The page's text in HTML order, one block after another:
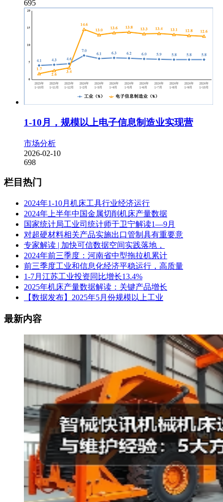
695
1-10月，规模以上电子信息制造业实现营
市场分析
2026-02-10
698
栏目热门
2024年1-10月机床工具行业经济运行
2024年上半年中国金属切削机床产量数据
国家统计局工业司统计师于卫宁解读1—9月
对超硬材料相关产品实施出口管制具有重要意
专家解读 | 加快可信数据空间实践落地，
2024年前三季度：河南省中型拖拉机累计
前三季度工业和信息化经济平稳运行，高质量
1-7月江苏工业投资同比增长13.4%
2025年机床产量数据解读：关键产品增长
【数据发布】2025年5月份规模以上工业
最新内容